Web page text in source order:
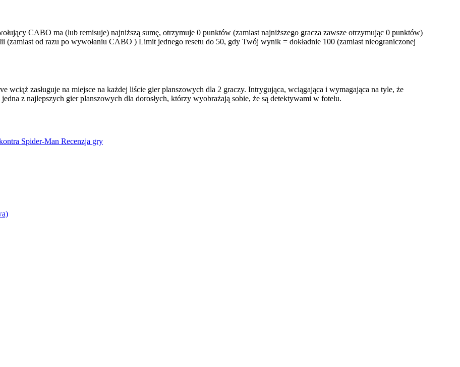
CABO ma (lub remisuje) najniższą sumę, otrzymuje 0 punktów (zamiast najniższego gracza zawsze otrzymując 0 punktów)
od razu po wywołaniu CABO ) Limit jednego resetu do 50, gdy Twój wynik = dokładnie 100 (zamiast nieograniczonej
wciąż zasługuje na miejsce na każdej liście gier planszowych dla 2 graczy. Intrygująca, wciągająca i wymagająca na tyle, że
z najlepszych gier planszowych dla dorosłych, którzy wyobrażają sobie, że są detektywami w fotelu.
Spider-Man Recenzja gry